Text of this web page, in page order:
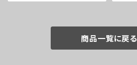
商品一覧に戻る